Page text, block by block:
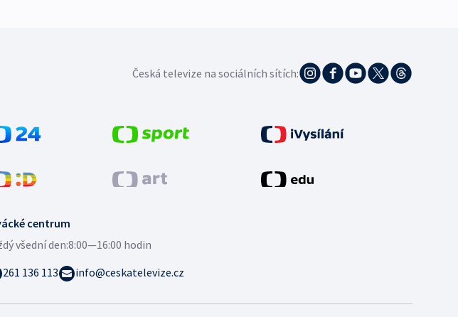
Česká televize na sociálních sítích:
centrum
všední den:8:00—16:00 hodin
261 136 113
info@ceskatelevize.cz